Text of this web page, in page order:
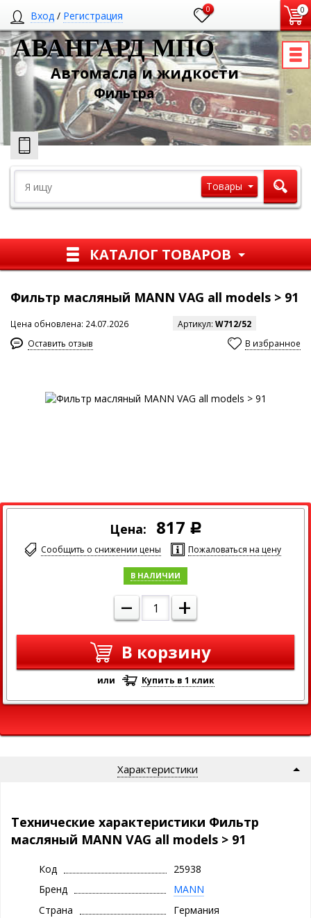
Вход / Регистрация 0 0
АВАНГАРД МПО
Автомасла и жидкости
Фильтра
Товары
КАТАЛОГ ТОВАРОВ
Фильтр масляный MANN VAG all models > 91
Цена обновлена: 24.07.2026 Артикул: W712/52
Оставить отзыв
В избранное
Цена: 817 Р
Сообщить о снижении цены
Пожаловаться на цену
В НАЛИЧИИ
– +
В корзину
или Купить в 1 клик
Характеристики
Технические характеристики Фильтр
масляный MANN VAG all models > 91
Код
25938
Бренд
MANN
Страна
Германия